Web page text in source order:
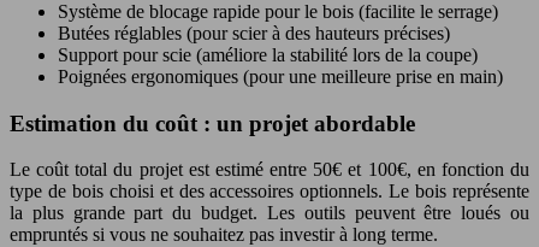
Système de blocage rapide pour le bois (facilite le serrage)
Butées réglables (pour scier à des hauteurs précises)
Support pour scie (améliore la stabilité lors de la coupe)
Poignées ergonomiques (pour une meilleure prise en main)
Estimation du coût : un projet abordable
Le coût total du projet est estimé entre 50€ et 100€, en fonction du
type de bois choisi et des accessoires optionnels. Le bois représente
la plus grande part du budget. Les outils peuvent être loués ou
empruntés si vous ne souhaitez pas investir à long terme.